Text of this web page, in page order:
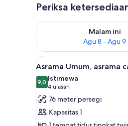
Periksa
Malam ini
Agu 8 - Agu 9
Periksa ketersediaan
Lihat
semua
foto
untuk
Asrama
Umum,
20
Asrama Umum, asrama
9,09,0 dari 10
Istimewa
4 ulasan
(4
ulasan)
76 meter persegi
Kapasitas 1